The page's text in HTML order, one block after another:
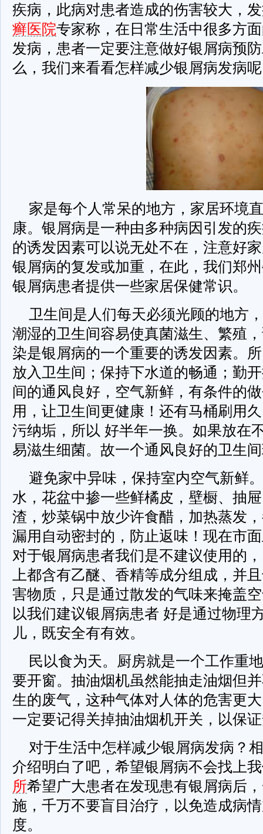
疾病，此病对患者造成的伤害较大，
癣医院专家称，在日常生活中很多方
发病，患者一定要注意做好银屑病预
么，我们来看看怎样减少银屑病发病
家是每个人常呆的地方，家居环境
康。银屑病是一种由多种病因引发的
的诱发因素可以说无处不在，注意好
银屑病的复发或加重，在此，我们郑
银屑病患者提供一些家居保健常识。
卫生间是人们每天必须光顾的地方
潮湿的卫生间容易使真菌滋生、繁殖
染是银屑病的一个重要的诱发因素。
放入卫生间；保持下水道的畅通；勤
间的通风良好，空气新鲜，有条件的
用，让卫生间更健康！还有马桶刷用
污纳垢，所以 好半年一换。如果放在
易滋生细菌。故一个通风良好的卫生
避免家中异味，保持室内空气新鲜
水，花盆中掺一些鲜橘皮，壁橱、抽
渣，炒菜锅中放少许食醋，加热蒸发
漏用自动密封的，防止返味！现在市
对于银屑病患者我们是不建议使用的
上都含有乙醚、香精等成分组成，并
害物质，只是通过散发的气味来掩盖
以我们建议银屑病患者 好是通过物理
儿，既安全有有效。
民以食为天。厨房就是一个工作重
要开窗。抽油烟机虽然能抽走油烟但
生的废气，这种气体对人体的危害更
一定要记得关掉抽油烟机开关，以保
对于生活中怎样减少银屑病发病？
介绍明白了吧，希望银屑病不会找上
所希望广大患者在发现患有银屑病后
施，千万不要盲目治疗，以免造成病
度。